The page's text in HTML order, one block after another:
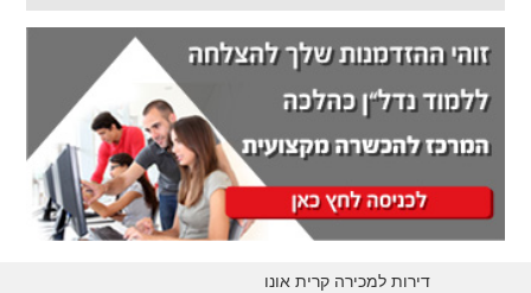
דירות למכירה קרית אונו